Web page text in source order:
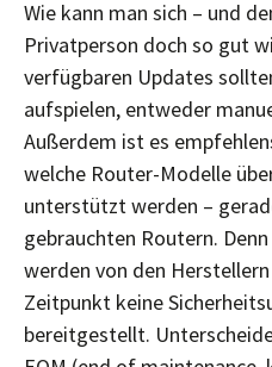
Wie kann man sich – und
Privatperson doch so gut
verfügbaren Updates
aufspielen, entweder
Außerdem ist es
welche Router-Modelle
unterstützt werden –
gebrauchten Routern.
werden von den
Zeitpunkt keine
bereitgestellt.